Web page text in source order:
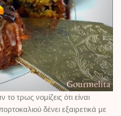
τρως νομίζεις ότι είναι
δένει εξαιρετικά με